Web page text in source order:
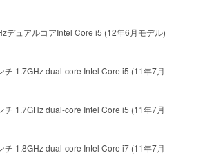
デュアルコアIntel Core i5 (12年6月モデル)
チ 1.7GHz dual-core Intel Core i5 (11年7月
チ 1.7GHz dual-core Intel Core i5 (11年7月
チ 1.8GHz dual-core Intel Core i7 (11年7月